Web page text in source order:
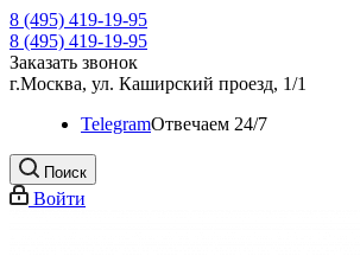
8 (495) 419-19-95
8 (495) 419-19-95
Заказать звонок
г.Москва, ул. Каширский проезд, 1/1
TelegramOтвечаем 24/7
Поиск
Войти